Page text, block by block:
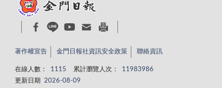
著作權宣告 金門日報社資訊安全政策 聯絡資訊
在線人數： 1115 累計瀏覽人次：
11983986
更新日期
2026-08-09